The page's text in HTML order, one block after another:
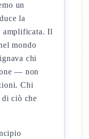
un
la
amplificata. Il
mondo
chi
— non
Chi
di ciò che